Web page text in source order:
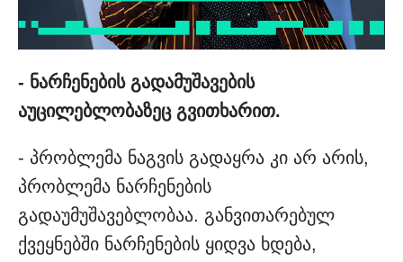
- ნარჩენების გადამუშავების
აუცილებლობაზეც გვითხარით.
- პრობლემა ნაგვის გადაყრა კი არ არის,
პრობლემა ნარჩენების
გადაუმუშავებლობაა. განვითარებულ
ქვეყნებში ნარჩენების ყიდვა ხდება,